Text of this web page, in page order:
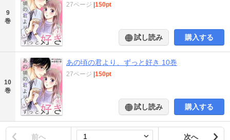
9
巻
27ページ |150pt
試し読み 購入する
10
巻
あの頃の君より、ずっと好き 10巻
27ページ |150pt
試し読み 購入する
前へ 次へ